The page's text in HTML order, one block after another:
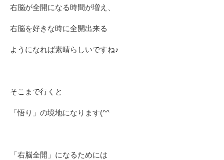
右脳が全開になる時間が増え、
右脳を好きな時に全開出来る
ようになれば素晴らしいですね♪
そこまで行くと
「悟り」の境地になります(^^ゞ
「右脳全開」になるためには